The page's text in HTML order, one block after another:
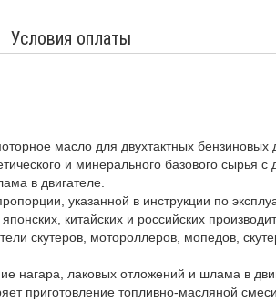
Условия оплаты
масло для двухтактных бензиновых
и минерального базового сырья
в двигателе.
указанной в инструкции по
китайских и российских
скутеров, мотороллеров, мопедов,
нагара, лаковых отложений и шлама в
приготовление топливно-масляной смеси